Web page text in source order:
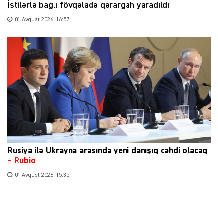
İstilərlə bağlı fövqəladə qərargah yaradıldı
01 Avqust 2026, 16:57
Rusiya ilə Ukrayna arasında yeni danışıq cəhdi olacaq
– Rubio
01 Avqust 2026, 15:35